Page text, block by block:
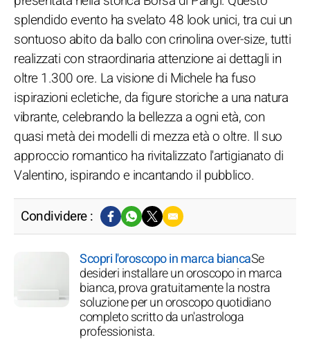
splendido evento ha svelato 48 look unici, tra cui un
sontuoso abito da ballo con crinolina over-size, tutti
realizzati con straordinaria attenzione ai dettagli in
oltre 1.300 ore. La visione di Michele ha fuso
ispirazioni ecletiche, da figure storiche a una natura
vibrante, celebrando la bellezza a ogni età, con
quasi metà dei modelli di mezza età o oltre. Il suo
approccio romantico ha rivitalizzato l'artigianato di
Valentino, ispirando e incantando il pubblico.
Condividere :
Scopri l'oroscopo in marca biancaSe
desideri installare un oroscopo in marca
bianca, prova gratuitamente la nostra
soluzione per un oroscopo quotidiano
completo scritto da un'astrologa
professionista.